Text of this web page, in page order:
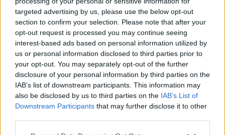
targeted advertising by us, please use the below opt-out
section to confirm your selection. Please note that after your
opt-out request is processed you may continue seeing
interest-based ads based on personal information utilized by
us or personal information disclosed to third parties prior to
your opt-out. You may separately opt-out of the further
disclosure of your personal information by third parties on the
IAB’s list of downstream participants. This information may
also be disclosed by us to third parties on the IAB’s List of
Downstream Participants that may further disclose it to other
Indtast din højde og vægt i felterne ovenfor. Beregneren
viser dit Body Mass Index og en beskrivelse af, hvad BMI
indikerer.
Husk, at BMI kun er en omtrentlig indikator for vægt. BMI
påvirkes af fysik, muskulatur og andre mulige faktorer.
Prøv en nymere sandfærdig BMI-beregner
Du er måske også interesseret i